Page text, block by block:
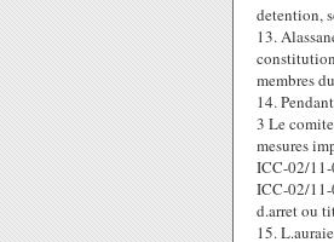
detention,
13.
membres
14.
3 Le
mesures
ICC-02/
ICC-02/
d.arret ou
15.